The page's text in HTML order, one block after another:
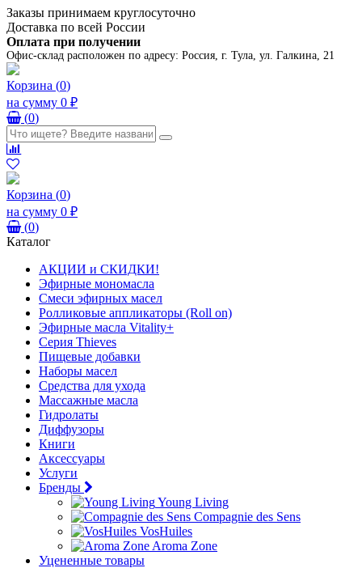
Заказы принимаем круглосуточно
Доставка по всей России
Оплата при получении
Офис-склад расположен по адресу: Россия, г. Тула, ул. Галкина, 21
Корзина (0)
на сумму 0 ₽
(0)
Корзина (0)
на сумму 0 ₽
(0)
Каталог
АКЦИИ и СКИДКИ!
Эфирные мономасла
Смеси эфирных масел
Ролликовые аппликаторы (Roll on)
Эфирные масла Vitality+
Серия Thieves
Пищевые добавки
Наборы масел
Средства для ухода
Массажные масла
Гидролаты
Диффузоры
Книги
Аксессуары
Услуги
Бренды
Young Living
Compagnie des Sens
VosHuiles
Aroma Zone
Уцененные товары